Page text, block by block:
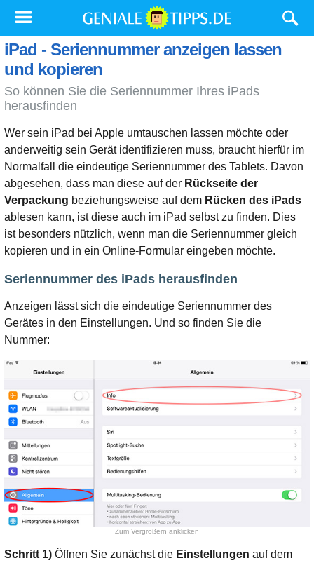
iPad - Seriennummer anzeigen lassen
und kopieren
So können Sie die Seriennummer Ihres iPads
herausfinden
Wer sein iPad bei Apple umtauschen lassen möchte oder
anderweitig sein Gerät identifizieren muss, braucht hierfür im
Normalfall die eindeutige Seriennummer des Tablets. Davon
abgesehen, dass man diese auf der Rückseite der
Verpackung beziehungsweise auf dem Rücken des iPads
ablesen kann, ist diese auch im iPad selbst zu finden. Dies
ist besonders nützlich, wenn man die Seriennummer gleich
kopieren und in ein Online-Formular eingeben möchte.
Seriennummer des iPads herausfinden
Anzeigen lässt sich die eindeutige Seriennummer des
Gerätes in den Einstellungen. Und so finden Sie die
Nummer:
Zum Vergrößern anklicken
Schritt 1) Öffnen Sie zunächst die Einstellungen auf dem